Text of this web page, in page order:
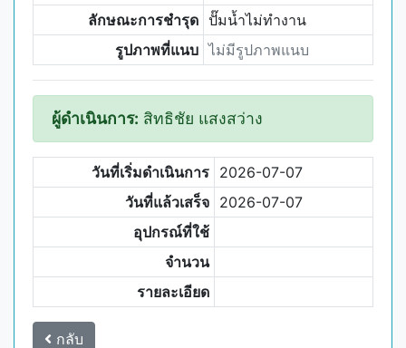
ลักษณะการชำรุด ปั๊มน้ำไม่ทำงาน
รูปภาพที่แนบ ไม่มีรูปภาพแนบ
ผู้ดำเนินการ: สิทธิชัย แสงสว่าง
วันที่เริ่มดำเนินการ 2026-07-07
วันที่แล้วเสร็จ 2026-07-07
อุปกรณ์ที่ใช้
จำนวน
รายละเอียด
กลับ